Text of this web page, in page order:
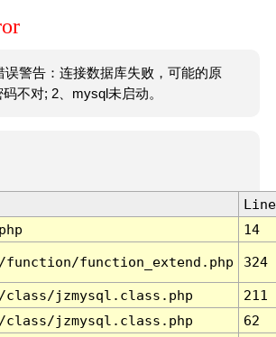
误警告：连接数据库失败，可能的原
不对; 2、mysql未启动。
Line
14
function/function_extend.php 324
class/jzmysql.class.php
211
class/jzmysql.class.php
62